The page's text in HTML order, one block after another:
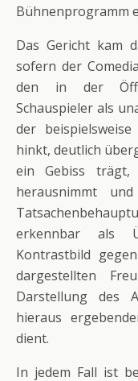
Bühnenprogramm
Das Gericht kam
sofern der
den in der
Schauspieler als
der
hinkt, deutlich
ein Gebiss trägt,
herausnimmt
erkennbar als
Kontrastbild
dargestellten
Darstellung des
hieraus
dient.
In jedem Fall ist